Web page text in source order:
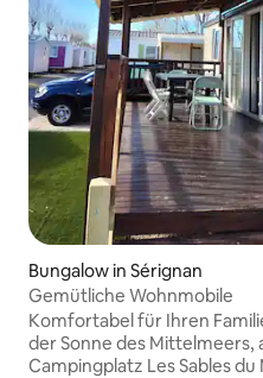
Bungalow in Sérignan
Gemütliche Wohnmobile
Komfortabel für Ihren
der Sonne des Mittelmeers,
Campingplatz Les Sables du